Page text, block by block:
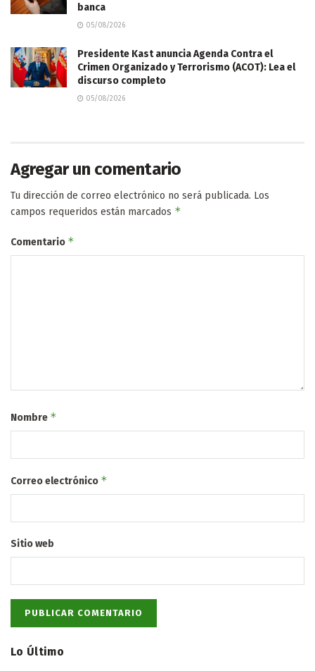
banca
05/08/2026
Presidente Kast anuncia Agenda Contra el
Crimen Organizado y Terrorismo (ACOT): Lea el
discurso completo
05/08/2026
Agregar un comentario
Tu dirección de correo electrónico no será publicada. Los
campos requeridos están marcados *
Comentario *
Nombre *
Correo electrónico *
Sitio web
Lo Último